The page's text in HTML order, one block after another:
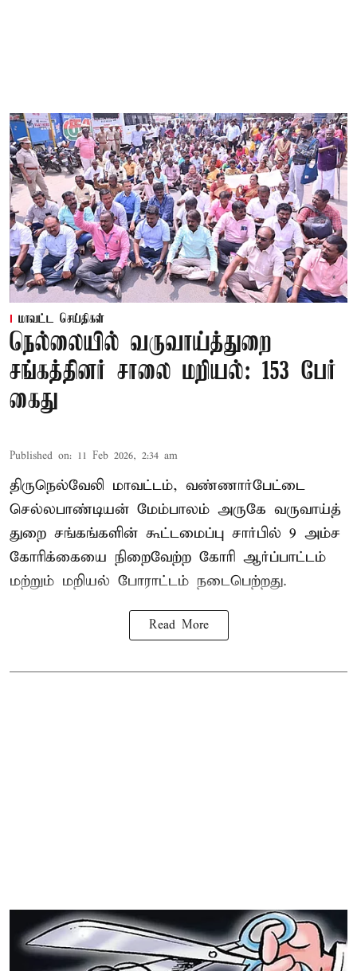
மாவட்ட செய்திகள்
நெல்லையில் வருவாய்த்துறை
சங்கத்தினர் சாலை மறியல்: 153 பேர்
கைது
Published on: 11 Feb 2026, 2:34 am
திருநெல்வேலி மாவட்டம், வண்ணார்பேட்டை
செல்லபாண்டியன் மேம்பாலம் அருகே வருவாய்த்
துறை சங்கங்களின் கூட்டமைப்பு சார்பில் 9 அம்ச
கோரிக்கையை நிறைவேற்ற கோரி ஆர்ப்பாட்டம்
மற்றும் மறியல் போராட்டம் நடைபெற்றது.
Read More